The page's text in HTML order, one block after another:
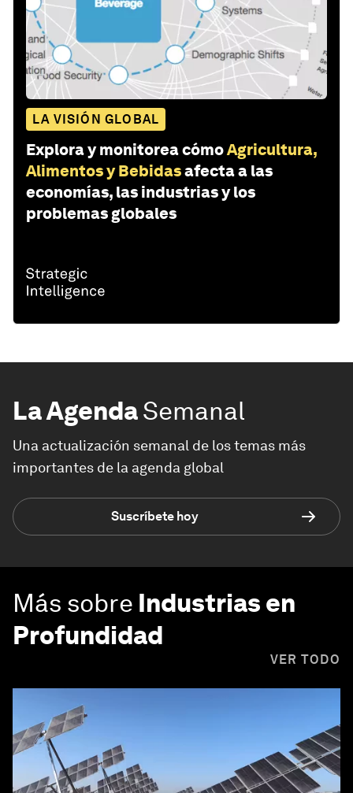
LA VISIÓN GLOBAL
Explora y monitorea cómoAgricultura,
Alimentos y Bebidasafecta a las
economías, las industrias y los
problemas globales
La AgendaSemanal
Una actualización semanal de los temas más
importantes de la agenda global
Suscríbete hoy
Más sobre Industrias en
Profundidad
VER TODO